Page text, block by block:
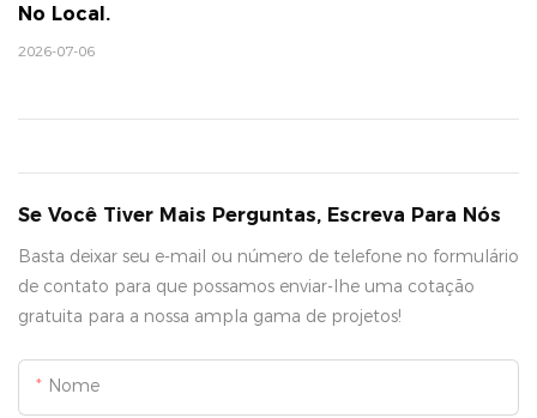
No Local.
2026-07-06
Se Você Tiver Mais Perguntas, Escreva Para Nós
Basta deixar seu e-mail ou número de telefone no formulário
de contato para que possamos enviar-lhe uma cotação
gratuita para a nossa ampla gama de projetos!
Nome